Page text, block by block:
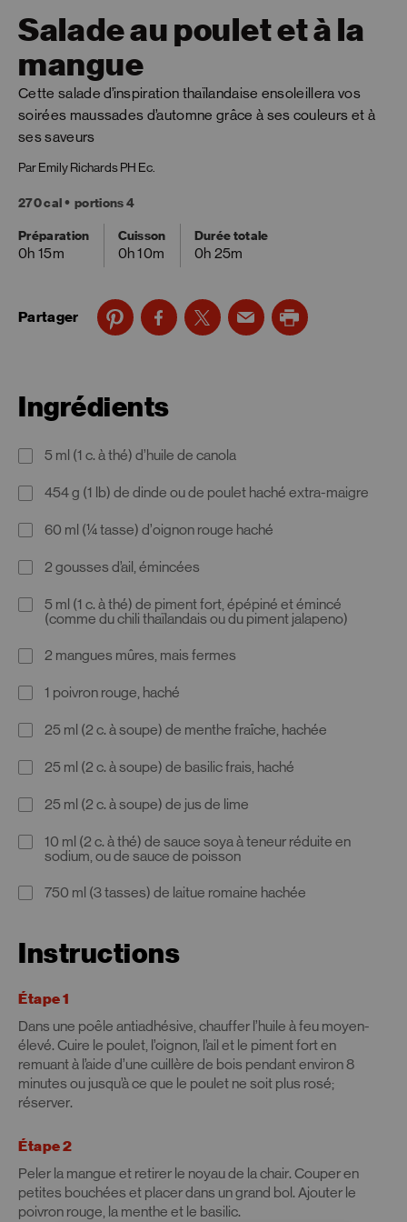
Salade au poulet et à la
mangue
Cette salade d’inspiration thaïlandaise ensoleillera vos
soirées maussades d’automne grâce à ses couleurs et à
ses saveurs
Par Emily Richards PH Ec.
270 cal
portions 4
Préparation
0h 15m
Cuisson
0h 10m
Durée totale
0h 25m
Partager
Ingrédients
5 ml (1 c. à thé) d’huile de canola
454 g (1 lb) de dinde ou de poulet haché extra-maigre
60 ml (¼ tasse) d’oignon rouge haché
2 gousses d’ail, émincées
5 ml (1 c. à thé) de piment fort, épépiné et émincé
(comme du chili thaïlandais ou du piment jalapeno)
2 mangues mûres, mais fermes
1 poivron rouge, haché
25 ml (2 c. à soupe) de menthe fraîche, hachée
25 ml (2 c. à soupe) de basilic frais, haché
25 ml (2 c. à soupe) de jus de lime
10 ml (2 c. à thé) de sauce soya à teneur réduite en
sodium, ou de sauce de poisson
750 ml (3 tasses) de laitue romaine hachée
Instructions
Étape 1
Dans une poêle antiadhésive, chauffer l’huile à feu moyen-
élevé. Cuire le poulet, l’oignon, l’ail et le piment fort en
remuant à l’aide d’une cuillère de bois pendant environ 8
minutes ou jusqu’à ce que le poulet ne soit plus rosé;
réserver.
Étape 2
Peler la mangue et retirer le noyau de la chair. Couper en
petites bouchées et placer dans un grand bol. Ajouter le
poivron rouge, la menthe et le basilic.